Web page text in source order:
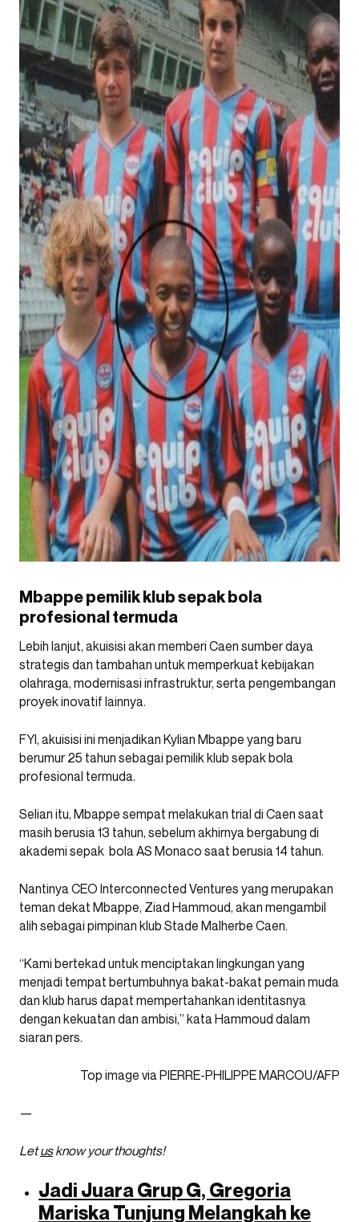
Mbappe pemilik klub sepak bola
profesional termuda
Lebih lanjut, akuisisi akan memberi Caen sumber daya
strategis dan tambahan untuk memperkuat kebijakan
olahraga, modernisasi infrastruktur, serta pengembangan
proyek inovatif lainnya.
FYI, akuisisi ini menjadikan Kylian Mbappe yang baru
berumur 25 tahun sebagai pemilik klub sepak bola
profesional termuda.
Selian itu, Mbappe sempat melakukan trial di Caen saat
masih berusia 13 tahun, sebelum akhirnya bergabung di
akademi sepak bola AS Monaco saat berusia 14 tahun.
Nantinya CEO Interconnected Ventures yang merupakan
teman dekat Mbappe, Ziad Hammoud, akan mengambil
alih sebagai pimpinan klub Stade Malherbe Caen.
“Kami bertekad untuk menciptakan lingkungan yang
menjadi tempat bertumbuhnya bakat-bakat pemain muda
dan klub harus dapat mempertahankan identitasnya
dengan kekuatan dan ambisi,” kata Hammoud dalam
siaran pers.
Top image viaPIERRE-PHILIPPE MARCOU/AFP
—
Letusknow your thoughts!
Jadi Juara Grup G, Gregoria
Mariska Tunjung Melangkah ke